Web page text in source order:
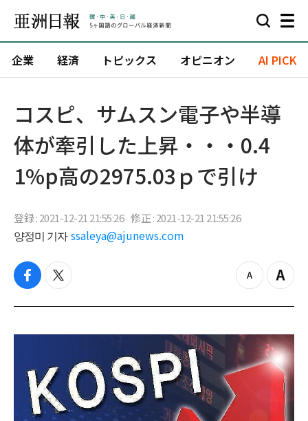
企業 経済 トピックス オピニオン AI PICK
コスピ、サムスン電子や半導
体が牽引した上昇・・・0.4
1%p高の2975.03ｐで引け
登録 : 2021-12-21 21:55:26 修正 : 2021-12-21 21:55:26
양정미 기자 ssaleya@ajunews.com
f
c
b
k
t
i
t
z
o
o
t
Z
o
i
n